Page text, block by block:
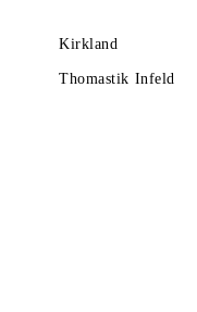
Kirkland
Thomastik Infeld